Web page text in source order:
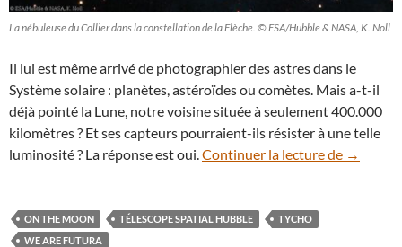
La nébuleuse du Collier dans la constellation de la Flèche. © ESA/Hubble & NASA, K. Noll
Il lui est même arrivé de photographier des astres dans le
Système solaire : planètes, astéroïdes ou comètes. Mais a-t-il
déjà pointé la Lune, notre voisine située à seulement 400.000
kilomètres ? Et ses capteurs pourraient-ils résister à une telle
luminosité ? La réponse est oui. Continuer la lecture de Insolite
→
ON THE MOON TÉLESCOPE SPATIAL HUBBLE
TYCHO
WE ARE FUTURA